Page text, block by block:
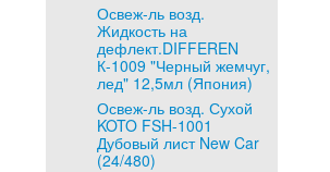
Освеж-ль возд.
Жидкость на
дефлект.DIFFEREN
К-1009 "Черный жемчуг,
лед" 12,5мл (Япония)
Освеж-ль возд. Сухой
KOTO FSH-1001
Дубовый лист New Car
(24/480)